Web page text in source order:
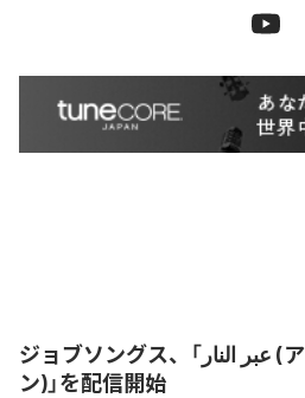
ジョブソングス、「عبر النار (アラビア語バージョ
ン)」を配信開始